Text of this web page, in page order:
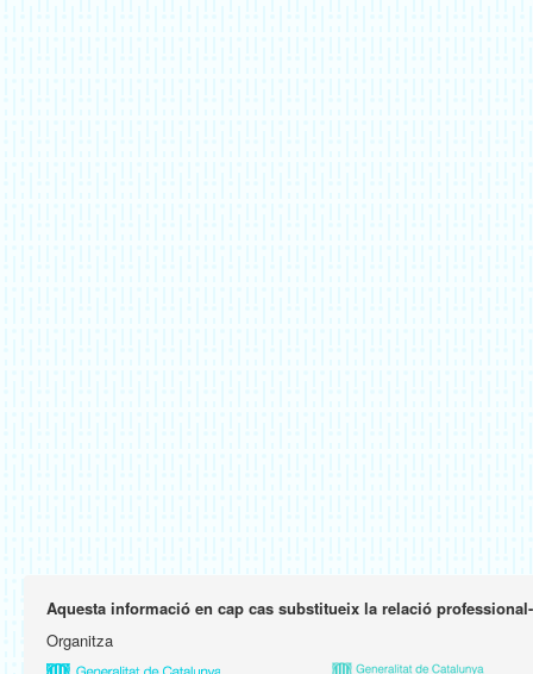
Aquesta informació en cap cas substitueix la relació
Organitza